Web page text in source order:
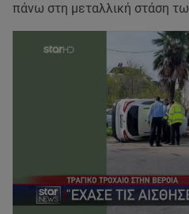
πάνω στη μεταλλική στάση